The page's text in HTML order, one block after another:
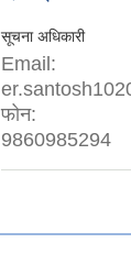
सूचना अधिकारी
Email:
फोन:
9860985294